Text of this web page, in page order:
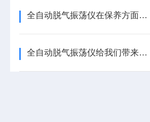
全自动脱气振荡仪在保养方面有什么建议呢？
全自动脱气振荡仪给我们带来了怎样的功能呢？